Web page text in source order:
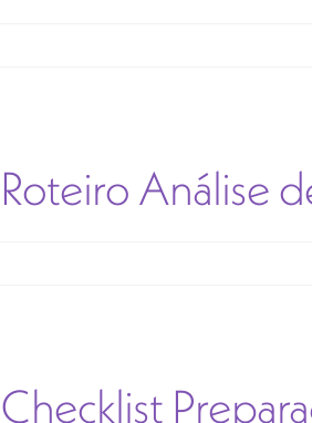
Roteiro Análise
Checklist